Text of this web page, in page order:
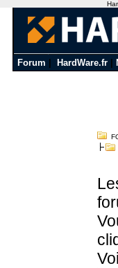
Forum HardWare.fr